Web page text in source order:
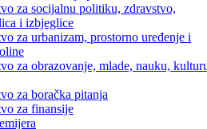
za privredu
za pravosuđe, upravu i radne odnose
za unutrašnje poslove
za socijalnu politiku, zdravstvo,
i izbjeglice
za urbanizam, prostorno uređenje i
za obrazovanje, mlade, nauku,